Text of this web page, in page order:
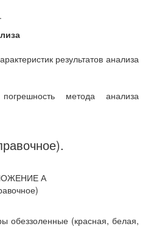
результатов анализа
метода анализа
А
обеззоленные (красная, белая,